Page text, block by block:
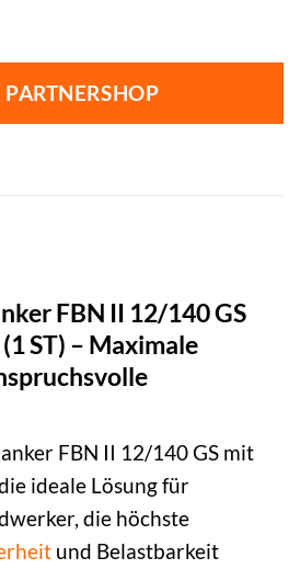
FBN II 12/140 GS
ST) – Maximale
FBN II 12/140 GS mit
ideale Lösung für
die höchste
und Belastbarkeit